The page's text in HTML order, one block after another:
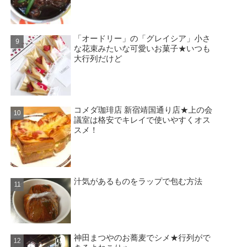
「オードリー」の「グレイシア」小さ
な花束みたいな可愛いお菓子★いつも
大行列だけど
コメダ珈琲店 新宿靖国通り店★上の会
議室は格安でキレイで使いやすくオス
スメ！
汁気があるものをラップで包む方法
神田まつやのお蕎麦でシメ★行列がで